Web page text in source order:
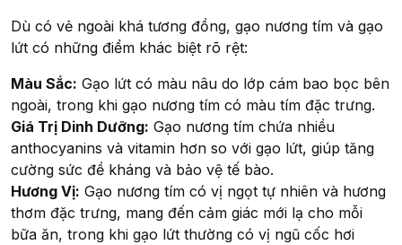
Dù có vẻ ngoài khá tương đồng, gạo nương tím và gạo
lứt có những điểm khác biệt rõ rệt:
Màu Sắc: Gạo lứt có màu nâu do lớp cám bao bọc bên
ngoài, trong khi gạo nương tím có màu tím đặc trưng.
Giá Trị Dinh Dưỡng: Gạo nương tím chứa nhiều
anthocyanins và vitamin hơn so với gạo lứt, giúp tăng
cường sức đề kháng và bảo vệ tế bào.
Hương Vị: Gạo nương tím có vị ngọt tự nhiên và hương
thơm đặc trưng, mang đến cảm giác mới lạ cho mỗi
bữa ăn, trong khi gạo lứt thường có vị ngũ cốc hơi